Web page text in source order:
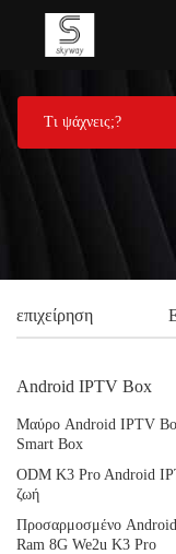
επιχείρηση
Android IPTV Box
Μαύρο Android IPTV
Smart Box
ODM K3 Pro Android
ζωή
Προσαρμοσμένο
Ram 8G We2u K3 Pro